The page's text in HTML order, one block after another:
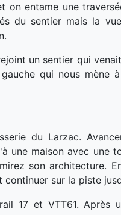
entame une
du sentier mais la
un sentier qui
qui nous mène
du Larzac.
une maison avec une
son architecture.
sur la piste
17 et VTT61.